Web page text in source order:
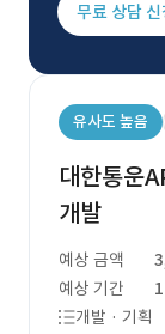
무료 상담 신
유사도 높음
대한통운
개발
예상 금액
예상 기간
개발 · 기획